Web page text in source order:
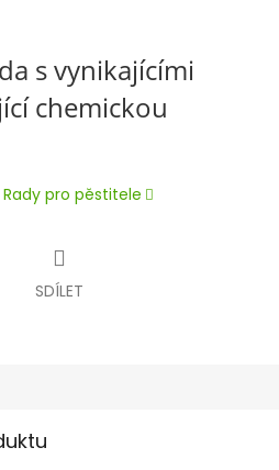
s vynikajícími
chemickou
Rady pro pěstitele
SDÍLET